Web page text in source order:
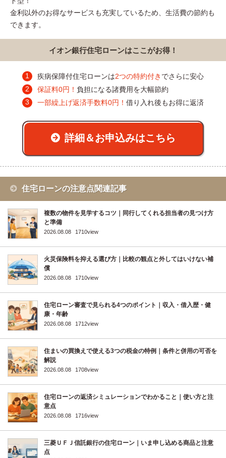
金利以外のお得なサービスも充実しているため、生活費の節約も
できます。
イオン銀行住宅ローンはここがお得！
疾病保障付住宅ローンは2つの特約付き でさらに安心
保証料0円！ 負担になる諸費用を大幅節約
一部繰上げ返済手数料0円！ 借り入れ後もお得に返済
詳細＆お申込みはこちら
住宅ローンの注意点関連記事
複数の物件を見学するコツ｜同行してくれる担当者の見つけ方
と準備
2026.08.08 1710view
火災保険料を抑える選び方｜比較の観点と外してはいけない補
償
2026.08.08 1710view
住宅ローン審査で見られる4つのポイント｜収入・借入歴・健
康・年齢
2026.08.08 1712view
住まいの買換えで使える3つの税金の特例｜条件と併用の可否を
解説
2026.08.08 1708view
住宅ローンの返済シミュレーションでわかること｜使い方と注
意点
2026.08.08 1716view
三菱ＵＦＪ信託銀行の住宅ローン｜いま申し込める商品と注意
点